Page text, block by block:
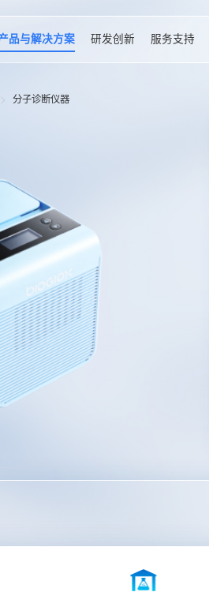
品与解决方案 研发创新 服务支持
？
分子诊断仪器